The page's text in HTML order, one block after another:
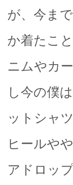
が、今ま
か着たこ
ニムやカ
し今の僕
ットシャ
ヒールや
アドロッ